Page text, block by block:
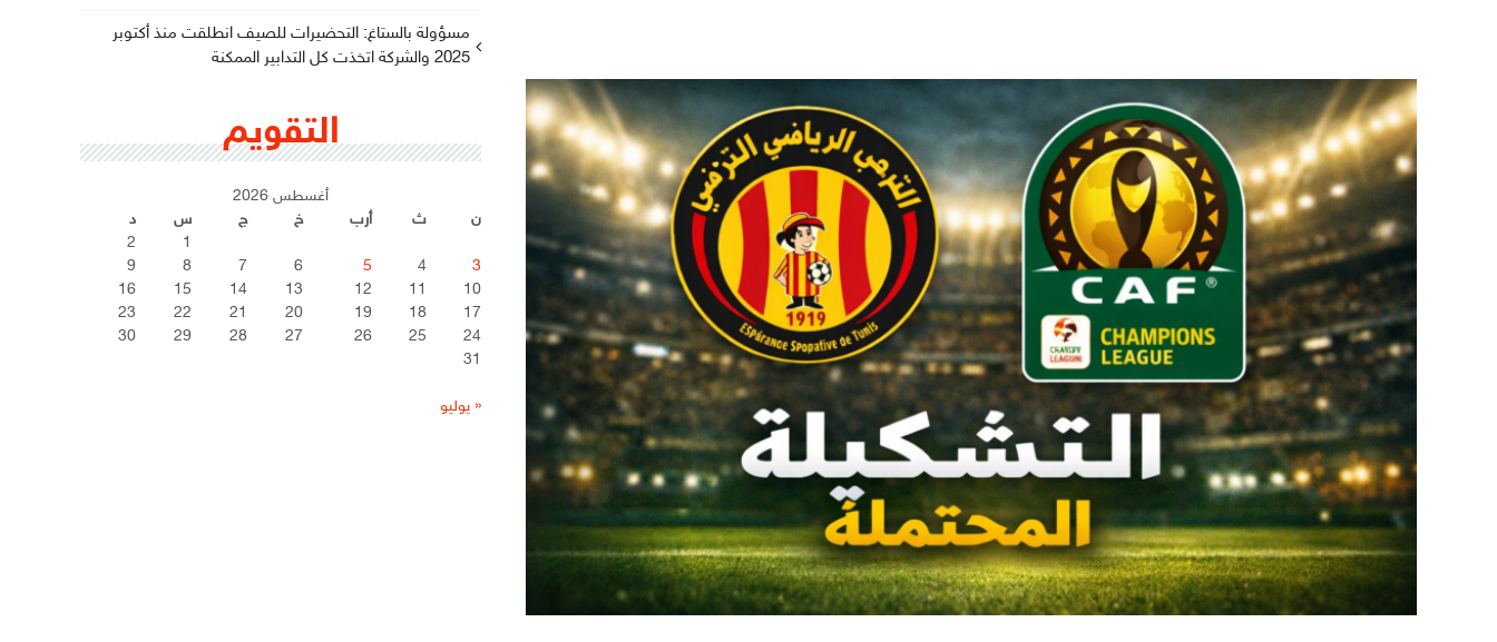
مسؤولة بالستاغ: التحضيرات للصيف انطلقت منذ أكتوبر
2025 والشركة اتخذت كل التدابير الممكنة
التقويم
أغسطس 2026
ن
ث أرب خ ج س
د
1
2
3
4
5
6
7
8
9
10
11
12
13
14
15
16
17
18
19
20
21
22
23
24
25
26
27
28
29
30
31
« يوليو